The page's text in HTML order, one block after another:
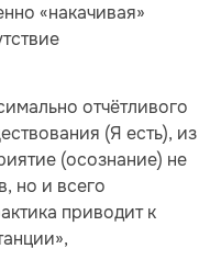
«накачивая»
отчётливого
(Я есть), из
(осознание) не
но и всего
приводит к